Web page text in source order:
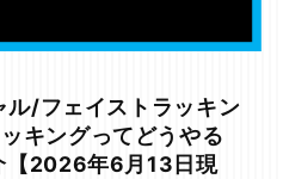
ル/フェイストラッキン
キングってどうやる
【2026年6月13日現